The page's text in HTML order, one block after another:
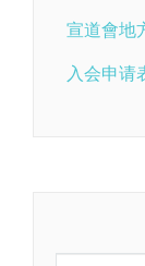
宣道會地
入会申请